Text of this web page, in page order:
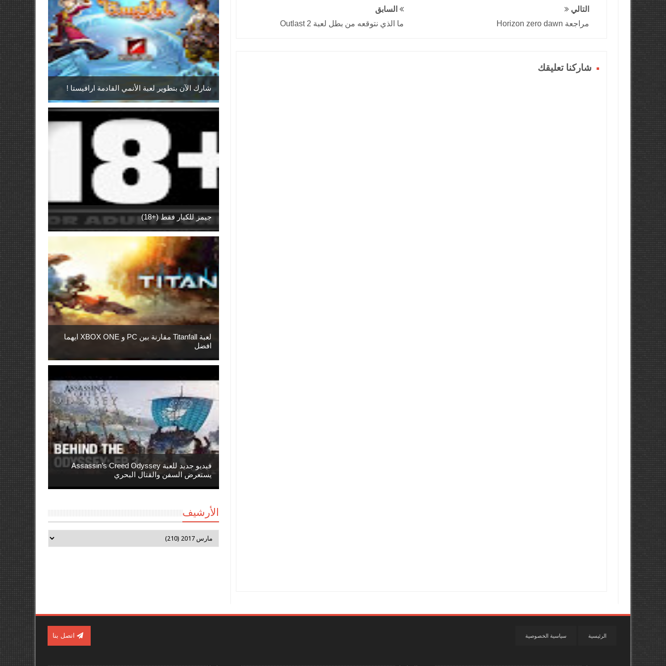
التالي
مراجعة Horizon zero dawn
السابق
ما الذي نتوقعه من بطل لعبة Outlast 2
شاركنا تعليقك
شارك الآن بتطوير لعبة الأنمي القادمة ارافيستا !
جيمز للكبار فقط (+18)
لعبة Titanfall مقارنة بين PC و XBOX ONE ايهما
افضل
فيديو جديد للعبة Assassin’s Creed Odyssey
يستعرض السفن والقتال البحري
الأرشيف
سياسية الخصوصية الرئيسية اتصل بنا